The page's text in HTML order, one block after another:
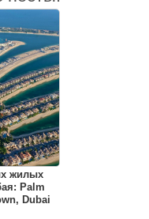
жилых
Palm
Dubai